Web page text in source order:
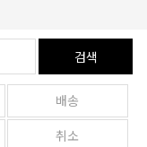
검색
배송
취소